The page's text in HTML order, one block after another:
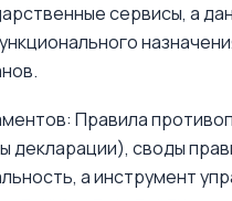
сервисы, а
Правила
своды
а инструмент